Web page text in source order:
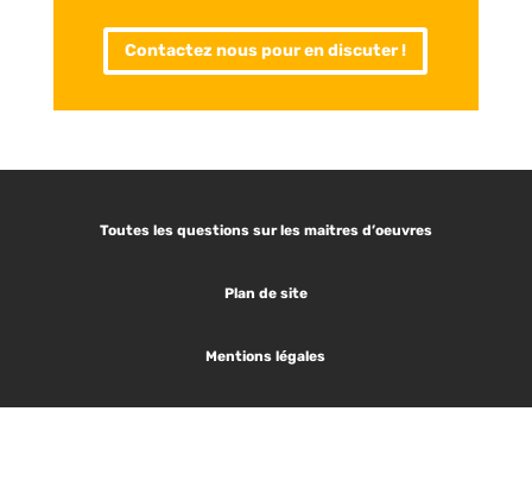
Contactez nous pour en discuter !
Toutes les questions sur les maitres d’oeuvres
Plan de site
Mentions légales